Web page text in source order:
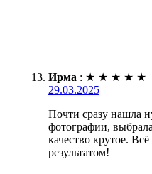
Ирма : ★ ★ ★ ★ ★
29.03.2025
Почти сразу нашла
фотографии,
качество крутое.
результатом!